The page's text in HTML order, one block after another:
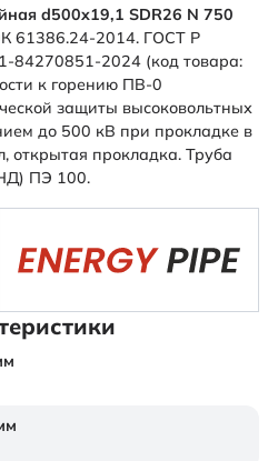
d500x19,1 SDR26 N 750
61386.24-2014. ГОСТ Р
84270851-2024 (код товара:
к горению ПВ-0
защиты высоковольтных
до 500 кВ при прокладке в
открытая прокладка. Труба
ПЭ 100.